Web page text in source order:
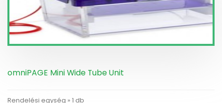
omniPAGE Mini Wide Tube Unit
Rendelési egység » 1 db